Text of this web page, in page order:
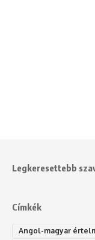
Legkeresettebb
Címkék
Angol-magyar